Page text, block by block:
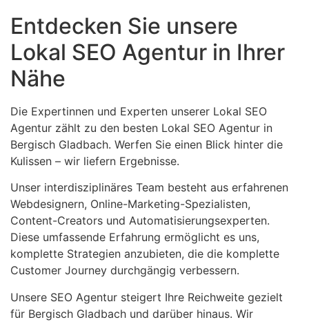
Entdecken Sie unsere
Lokal SEO Agentur in Ihrer
Nähe
Die Expertinnen und Experten unserer Lokal SEO
Agentur zählt zu den besten Lokal SEO Agentur in
Bergisch Gladbach. Werfen Sie einen Blick hinter die
Kulissen – wir liefern Ergebnisse.
Unser interdisziplinäres Team besteht aus erfahrenen
Webdesignern, Online-Marketing-Spezialisten,
Content-Creators und Automatisierungsexperten.
Diese umfassende Erfahrung ermöglicht es uns,
komplette Strategien anzubieten, die die komplette
Customer Journey durchgängig verbessern.
Unsere SEO Agentur steigert Ihre Reichweite gezielt
für Bergisch Gladbach und darüber hinaus. Wir